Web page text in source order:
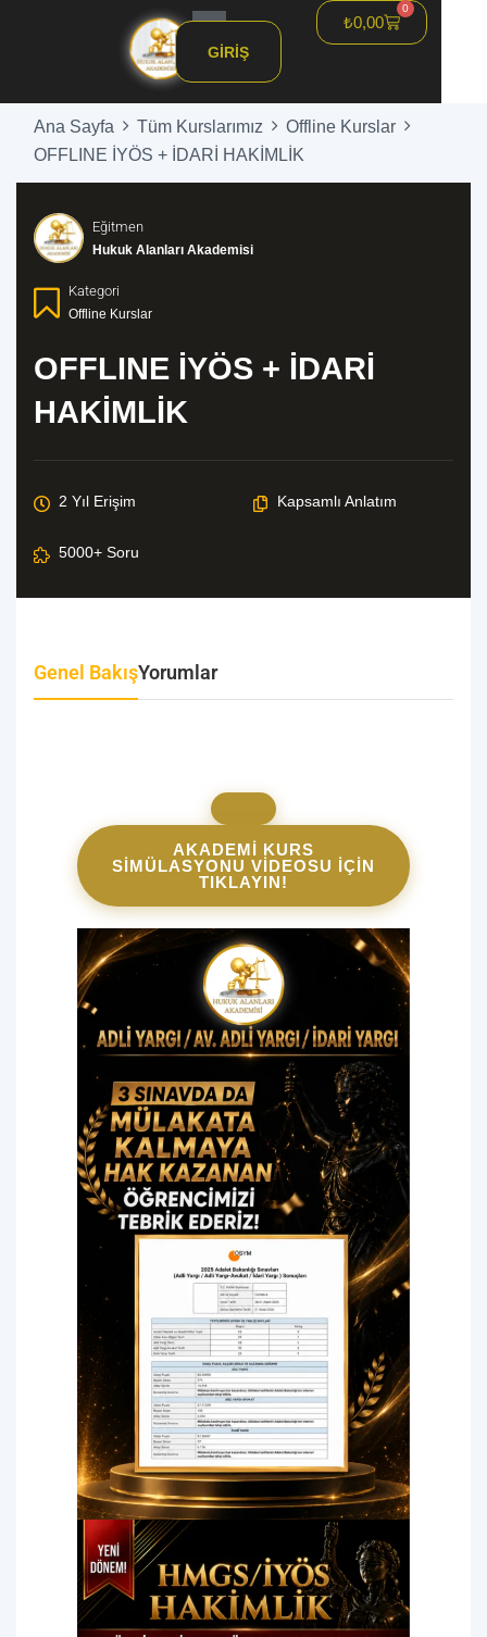
₺0,00
0
GIRIŞ
Ana Sayfa Tüm Kurslarımız
Offline Kurslar
OFFLINE İYÖS + İDARİ HAKİMLİK
Eğitmen
Hukuk Alanları Akademisi
Kategori
Offline Kurslar
OFFLINE İYÖS + İDARİ
HAKİMLİK
Genel BakışYorumlar
AKADEMİ KURS
SİMÜLASYONU VİDEOSU İÇİN
TIKLAYIN!